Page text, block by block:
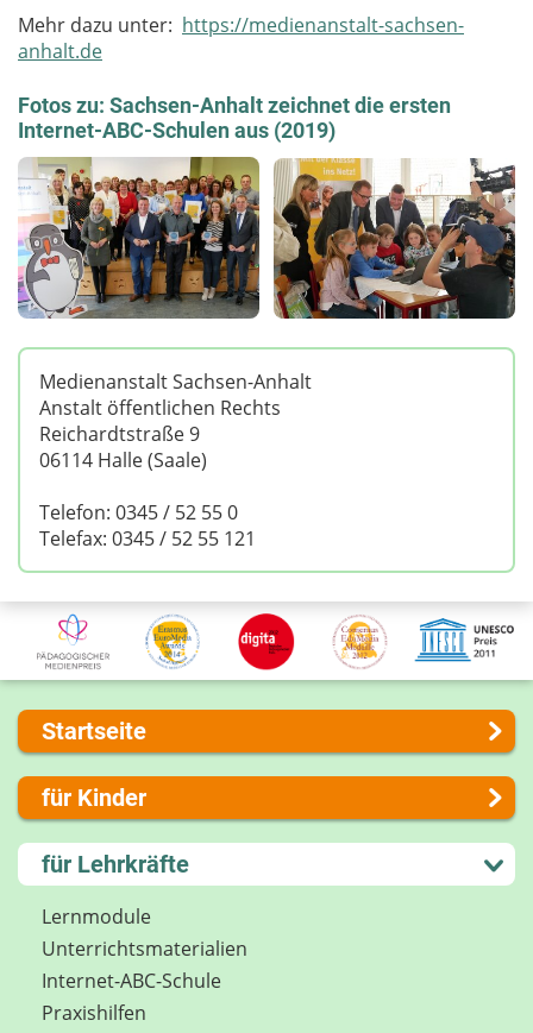
Mehr dazu unter: https://medienanstalt-sachsen-
anhalt.de
Fotos zu: Sachsen-Anhalt zeichnet die ersten
Internet-ABC-Schulen aus (2019)
Medienanstalt Sachsen-Anhalt
Anstalt öffentlichen Rechts
Reichardtstraße 9
06114 Halle (Saale)
Telefon: 0345 / 52 55 0
Telefax: 0345 / 52 55 121
Startseite
Über uns
Presse
Kontakt
Impressum
Internet-ABC Sitemap
Barrierefreiheit
Länderprojekte
für Kinder
Lernen und Schule
Hobby und Freizeit
Spiel und Spaß
Mitreden und Mitmachen
Lexikon
Datenschutz
für Lehrkräfte
Lernmodule
Unterrichts­materialien
Internet-ABC-Schule
Praxishilfen